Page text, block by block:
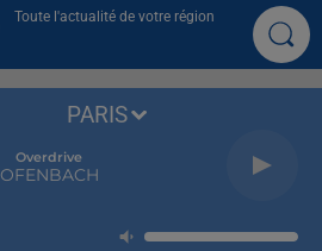
Toute l'actualité de votre région
Overdrive
OFENBACH
PARIS